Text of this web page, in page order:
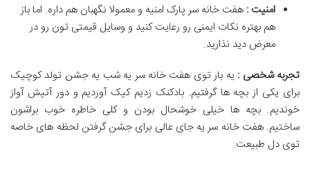
امنیت : هفت خانه سر پارک امنیه و معمولا نگهبان هم داره. اما باز
هم بهتره نکات ایمنی رو رعایت کنید و وسایل قیمتی تون رو در
معرض دید نذارید.
تجربه شخصی : یه بار توی هفت خانه سر یه شب یه جشن تولد کوچیک
برای یکی از بچه ها گرفتیم. بادکنک زدیم کیک آوردیم و دور آتیش آواز
خوندیم. بچه ها خیلی خوشحال بودن و کلی خاطره خوب براشون
ساختیم. هفت خانه سر یه جای عالی برای جشن گرفتن لحظه های خاصه
توی دل طبیعت.